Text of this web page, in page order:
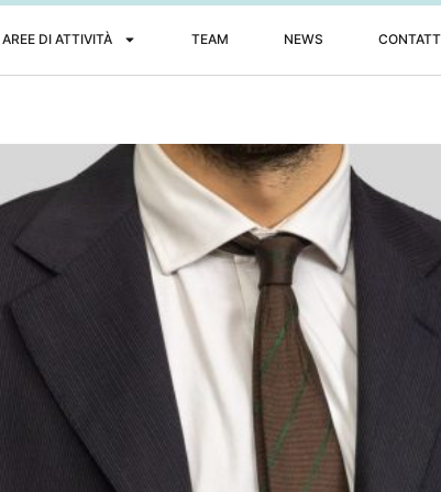
AREE DI ATTIVITÀ TEAM NEWS